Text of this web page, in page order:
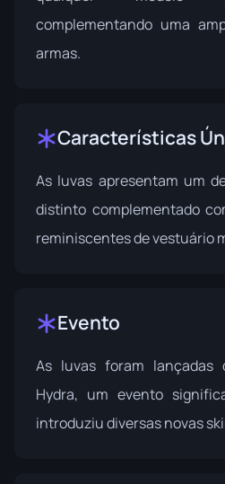
complementando uma
armas.
Características
As luvas apresentam um
distinto complementado
reminiscentes de vestuário
Evento
As luvas foram lançadas
Hydra, um evento
introduziu diversas novas